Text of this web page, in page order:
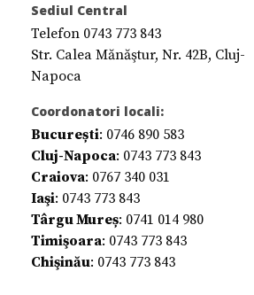
Sediul Central
Telefon 0743 773 843
Str. Calea Mănăştur, Nr. 42B, Cluj-
Napoca
Coordonatori locali:
București: 0746 890 583
Cluj-Napoca: 0743 773 843
Craiova: 0767 340 031
Iaşi: 0743 773 843
Târgu Mureș: 0741 014 980
Timişoara: 0743 773 843
Chişinău: 0743 773 843